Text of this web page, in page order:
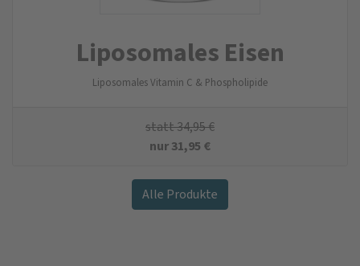
Liposomales Eisen
Liposomales Vitamin C & Phospholipide
statt34,95€
nur31,95 €
Alle Produkte